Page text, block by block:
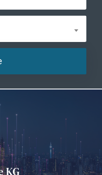
KG